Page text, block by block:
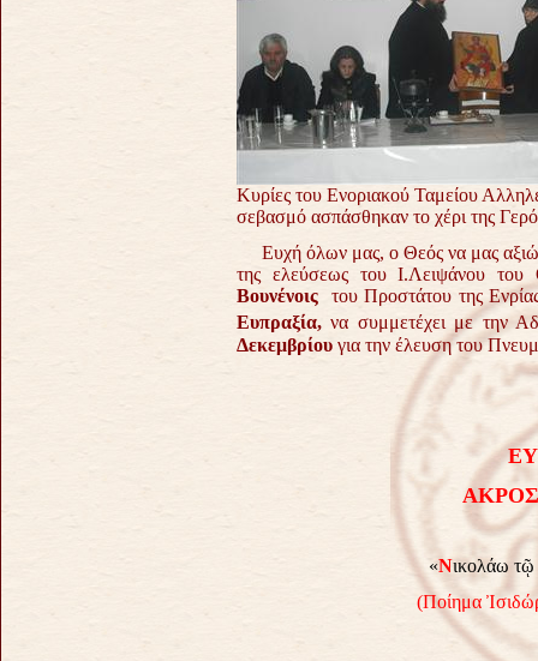
Κυρίες του Ενοριακού Ταμείου
σεβασμό ασπάσθηκαν το χέρι της
Ευχή όλων μας, ο Θεός να μας
της ελεύσεως του Ι.Λειψάνου του
Βουνένοις του Προστάτου της
Ευπραξία, να συμμετέχει με την
Δεκεμβρίου για την έλευση του
«Νικολάω τῷ
(Ποίημα